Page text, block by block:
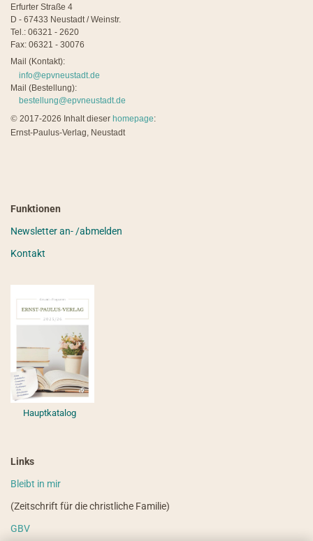
Erfurter Straße 4
D - 67433 Neustadt / Weinstr.
Tel.: 06321 - 2620
Fax: 06321 - 30076
Mail (Kontakt):
info@epvneustadt.de
Mail (Bestellung):
bestellung@epvneustadt.de
© 2017-2026 Inhalt dieser homepage:
Ernst-Paulus-Verlag, Neustadt
Funktionen
Newsletter an- /abmelden
Kontakt
Hauptkatalog
Links
Bleibt in mir
(Zeitschrift für die christliche Familie)
GBV